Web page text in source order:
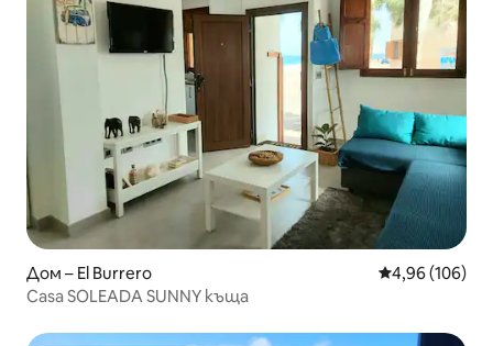
Дом – El Burrero Средна
4,96 (106)
Casa SOLEADA SUNNY къща